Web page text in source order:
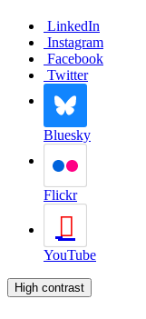
LinkedIn
Instagram
Facebook
Twitter
Bluesky
Flickr
YouTube
High contrast